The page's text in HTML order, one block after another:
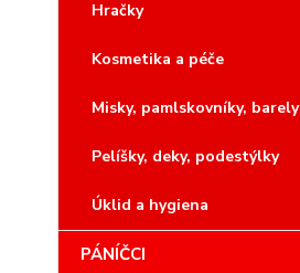
Hračky
Kosmetika a péče
Misky, pamlskovníky, barely
Pelíšky, deky, podestýlky
Úklid a hygiena
PÁNÍČCI